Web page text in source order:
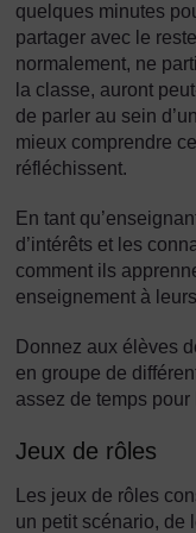
quelques minutes
partager avec le
normalement, ne
la classe, auront
de parler au sein
mieux comprendre
réfléchissent.
En tant
d’intérêts et les
comment ils
enseignement à
Donnez aux élèves
en groupe de
assez de temps pour
Jeux de rôles
Les jeux de rôles
un petit scénario, de